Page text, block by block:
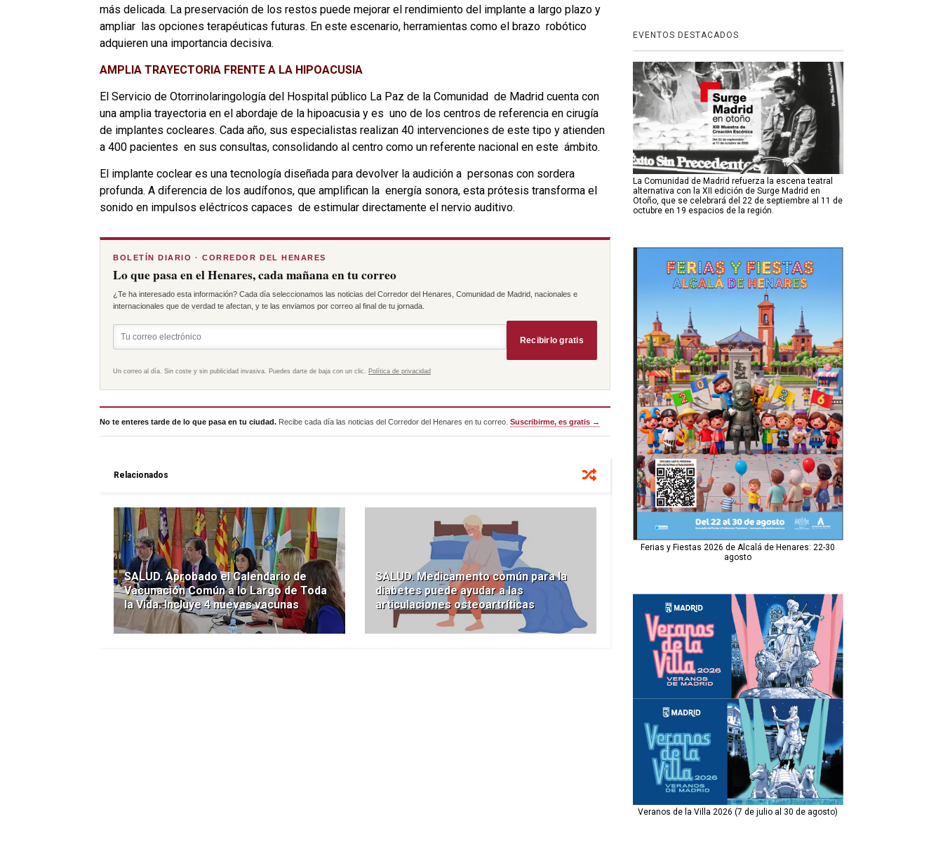
más delicada. La preservación de los restos puede mejorar el rendimiento del implante a largo plazo y
ampliar  las opciones terapéuticas futuras. En este escenario, herramientas como el brazo  robótico
adquieren una importancia decisiva.
AMPLIA TRAYECTORIA FRENTE A LA HIPOACUSIA
El Servicio de Otorrinolaringología del Hospital público La Paz de la Comunidad  de Madrid cuenta con
una amplia trayectoria en el abordaje de la hipoacusia y es  uno de los centros de referencia en cirugía
de implantes cocleares. Cada año, sus especialistas realizan 40 intervenciones de este tipo y atienden
a 400 pacientes  en sus consultas, consolidando al centro como un referente nacional en este  ámbito.
El implante coclear es una tecnología diseñada para devolver la audición a  personas con sordera
profunda. A diferencia de los audífonos, que amplifican la  energía sonora, esta prótesis transforma el
sonido en impulsos eléctricos capaces  de estimular directamente el nervio auditivo.
BOLETÍN DIARIO · CORREDOR DEL HENARES
Lo que pasa en el Henares, cada mañana en tu correo
¿Te ha interesado esta información? Cada día seleccionamos las noticias del Corredor del Henares, Comunidad de Madrid, nacionales e
internacionales que de verdad te afectan, y te las enviamos por correo al final de tu jornada.
Recibirlo gratis
Un correo al día. Sin coste y sin publicidad invasiva. Puedes darte de baja con un clic. Política de privacidad
No te enteres tarde de lo que pasa en tu ciudad. Recibe cada día las noticias del Corredor del Henares en tu correo. Suscribirme, es gratis →
Relacionados
SALUD. Aprobado el Calendario de
Vacunación Común a lo Largo de Toda
la Vida. Incluye 4 nuevas vacunas
SALUD. Medicamento común para la
diabetes puede ayudar a las
articulaciones osteoartríticas
EVENTOS DESTACADOS
La Comunidad de Madrid refuerza la escena teatral
alternativa con la XII edición de Surge Madrid en
Otoño, que se celebrará del 22 de septiembre al 11 de
octubre en 19 espacios de la región.
Ferias y Fiestas 2026 de Alcalá de Henares: 22-30
agosto
Veranos de la Villa 2026 (7 de julio al 30 de agosto)